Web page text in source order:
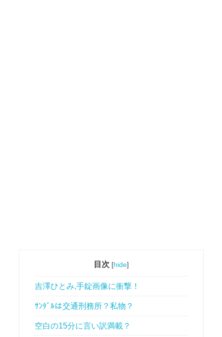
目次 [hide]
吉澤ひとみ,手錠画像に衝撃！
ｻﾝﾀﾞﾙは交通刑務所？私物？
空白の15分に言い訳満載？